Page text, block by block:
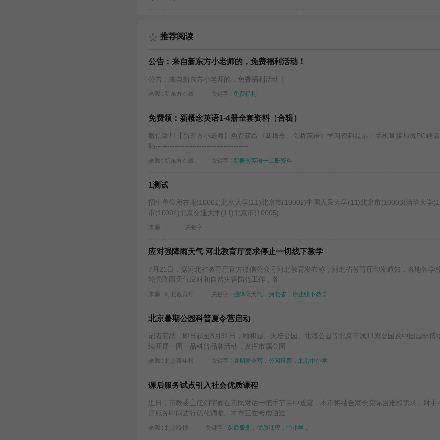
推荐阅读
公告：来自新东方小老师的，免费福利活动！
公告：来自新东方小老师的，免费福利活动！
来源 : 新东方在线 关键字 : 免费福利
免费领：新概念英语1-4册全套资料（合辑）
微信添加【新东方小老师】免费获得《新概念、剑桥英语》学习资料提示：手机直接加微PC端
码--------------------------------------
来源 : 新东方在线 关键字 : 新概念英语一二册资料
1测试
招生单位所在地(10001)北京大学(11)北京市(10002)中国人民大学(11)北京市(10003)清华大学
市(10004)北京交通大学(11)北京市(10005)
来源 : 1 关键字 :
应对强降雨天气 河北教育厅要求停止一切线下教学
7月21日，据河北省教育厅官方微信公众号河北教育发布称，河北省教育厅印发通知，各地各学
轮强降雨天气应对和自然灾害防范工作，各
来源 : 河北教育厅 关键字 : 强降雨天气，河北省，停止线下教学
北京暑期公园科普夏令营启动
记者获悉，即日起至8月31日，颐和园、天坛公园、北海公园等北京市属11家公园及中国园林博
续开展一园一品科普品牌活动，发挥市属公园
来源 : 北京青年报 关键字 : 暑期夏令营，公园科普，北京中小学
课后服务试点引入社会优质课程
近日，市教委主任刘宇辉在市民对话一把手节目中透露，本市将结合家长实际困难和需求，对中
后服务时间进行优化调整。本市正在考虑通过
来源 : ​北京晚报 关键字 : 课后服务，优质课程，中小学，